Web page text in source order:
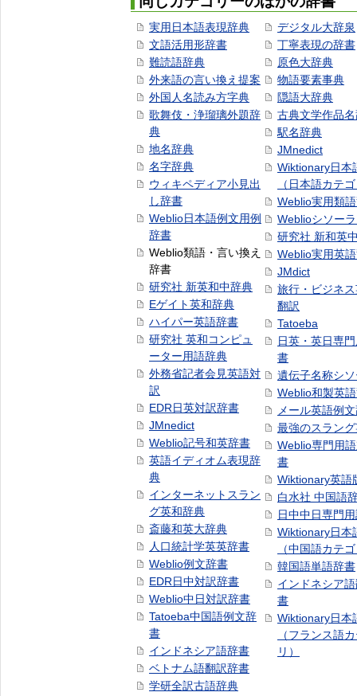
実用日本語表現辞典
文語活用形辞書
難読語辞典
外来語の言い換え提案
外国人名読み方字典
歌舞伎・浄瑠璃外題辞
典
地名辞典
名字辞典
ウィキペディア小見出
し辞書
Weblio日本語例文用例
辞書
Weblio類語・言い換え
辞書
研究社 新英和中辞典
Eゲイト英和辞典
ハイパー英語辞書
研究社 英和コンピュ
ーター用語辞典
外務省記者会見英語対
訳
EDR日英対訳辞書
JMnedict
Weblio記号和英辞書
英語イディオム表現辞
典
インターネットスラン
グ英和辞典
斎藤和英大辞典
人口統計学英英辞書
Weblio例文辞書
EDR日中対訳辞書
Weblio中日対訳辞書
Tatoeba中国語例文辞
書
インドネシア語辞書
ベトナム語翻訳辞書
学研全訳古語辞典
デジタル大辞泉
丁寧表現の辞書
原色大辞典
物語要素事典
隠語大辞典
古典文学作品
駅名辞典
JMnedict
Wiktionary日本
（日本語カテ
Weblio実用類
Weblioシソー
研究社 新和英
Weblio実用英
JMdict
旅行・ビジネ
翻訳
Tatoeba
日英・英日専
書
遺伝子名称シ
Weblio和製英
メール英語例
最強のスラン
Weblio専門用
書
Wiktionary英語
白水社 中国語
日中中日専門
Wiktionary日本
（中国語カテ
韓国語単語辞書
インドネシア
書
Wiktionary日本
（フランス語
リ）